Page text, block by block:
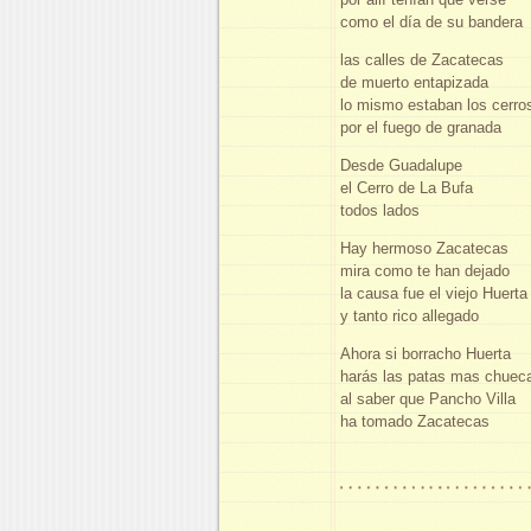
como el día de su bandera
las calles de Zacatecas
de muerto entapizada
lo mismo estaban los
por el fuego de granada
Desde Guadalupe
el Cerro de La Bufa
todos lados
Hay hermoso Zacatecas
mira como te han dejado
la causa fue el viejo Huerta
y tanto rico allegado
Ahora si borracho Huerta
harás las patas mas
al saber que Pancho Villa
ha tomado Zacatecas